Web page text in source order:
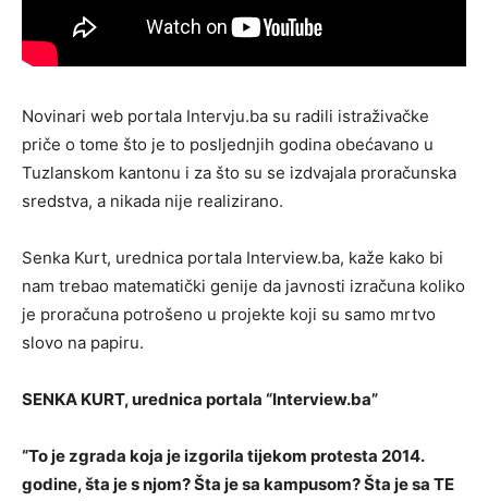
Novinari web portala Intervju.ba su radili istraživačke
priče o tome što je to posljednjih godina obećavano u
Tuzlanskom kantonu i za što su se izdvajala proračunska
sredstva, a nikada nije realizirano.
Senka Kurt, urednica portala Interview.ba, kaže kako bi
nam trebao matematički genije da javnosti izračuna koliko
je proračuna potrošeno u projekte koji su samo mrtvo
slovo na papiru.
SENKA KURT, urednica portala “Interview.ba”
“To je zgrada koja je izgorila tijekom protesta 2014.
godine, šta je s njom? Šta je sa kampusom? Šta je sa TE